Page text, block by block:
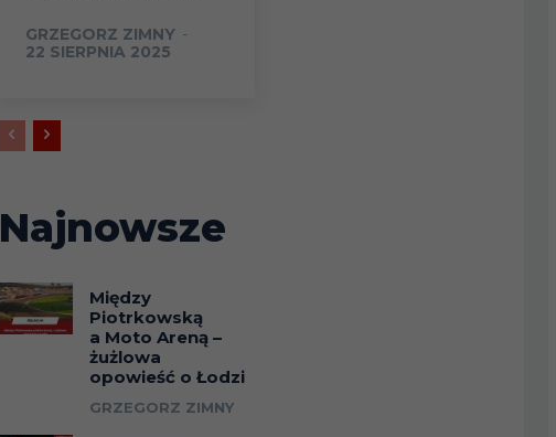
GRZEGORZ ZIMNY -
22 SIERPNIA 2025
Najnowsze
Między
Piotrkowską
a Moto Areną –
żużlowa
opowieść o Łodzi
GRZEGORZ ZIMNY